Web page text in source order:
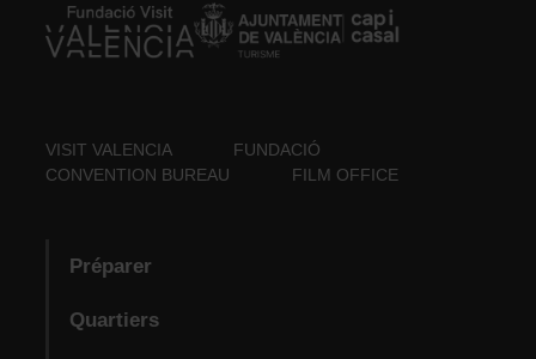
VISIT VALENCIA
FUNDACIÓ
CONVENTION BUREAU
FILM OFFICE
Préparer
Quartiers